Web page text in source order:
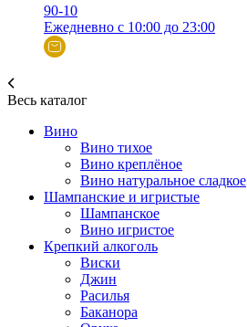
90-10
Ежедневно с 10:00 до 23:00
Весь каталог
Вино
Вино тихое
Вино креплёное
Вино натуральное сладкое
Шампанские и игристые
Шампанское
Вино игристое
Крепкий алкоголь
Виски
Джин
Расилья
Баканора